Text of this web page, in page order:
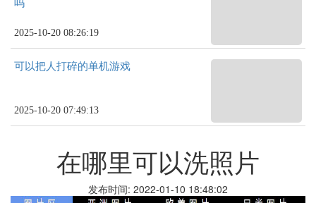
吗
2025-10-20 08:26:19
可以把人打碎的单机游戏
2025-10-20 07:49:13
在哪里可以洗照片
发布时间: 2022-01-10 18:48:02